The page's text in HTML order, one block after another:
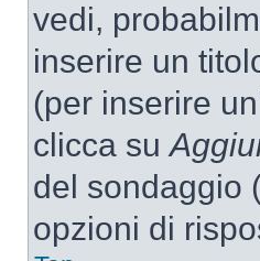
vedi,
inserire un
(per inserire
clicca su
del sondaggio
opzioni di